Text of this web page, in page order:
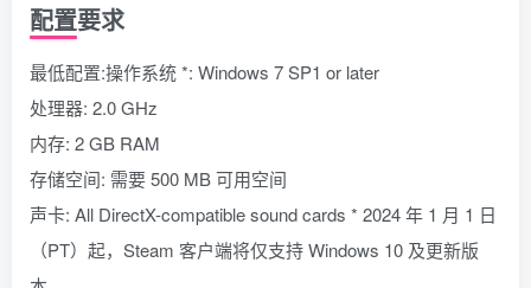
配置要求
最低配置:操作系统 *: Windows 7 SP1 or later
处理器: 2.0 GHz
内存: 2 GB RAM
存储空间: 需要 500 MB 可用空间
声卡: All DirectX-compatible sound cards * 2024 年 1 月 1 日
（PT）起，Steam 客户端将仅支持 Windows 10 及更新版